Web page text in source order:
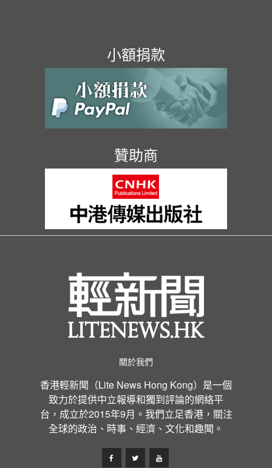
小額捐款
贊助商
關於我們
香港輕新聞（Lite News Hong Kong）是一個
致力於提供中立報導和獨到評論的網絡平
台，成立於2015年9月。我們立足香港，關注
全球的政治、時事、經濟、文化和趣聞。